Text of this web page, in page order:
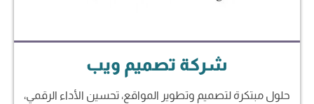
شركة تصميم ويب
حلول مبتكرة لتصميم وتطوير المواقع، تحسين الأداء الرقمي،